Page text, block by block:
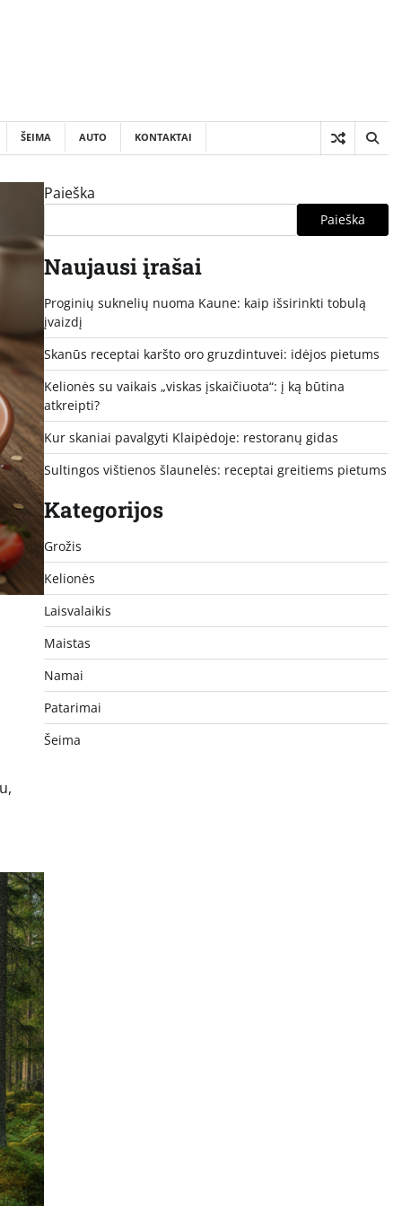
ŠEIMA AUTO KONTAKTAI
Paieška
Paieška
Naujausi įrašai
Proginių suknelių nuoma Kaune: kaip išsirinkti tobulą
įvaizdį
Skanūs receptai karšto oro gruzdintuvei: idėjos pietums
Kelionės su vaikais „viskas įskaičiuota“: į ką būtina
atkreipti?
Kur skaniai pavalgyti Klaipėdoje: restoranų gidas
Sultingos vištienos šlaunelės: receptai greitiems pietums
Kategorijos
Grožis
Kelionės
Laisvalaikis
Maistas
Namai
Patarimai
Šeima